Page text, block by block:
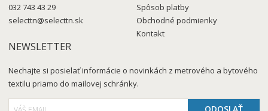
032 743 43 29
selecttn@selecttn.sk
Spôsob platby
Obchodné podmienky
Kontakt
NEWSLETTER
Nechajte si posielať informácie o novinkách z metrového a bytového
textilu priamo do mailovej schránky.